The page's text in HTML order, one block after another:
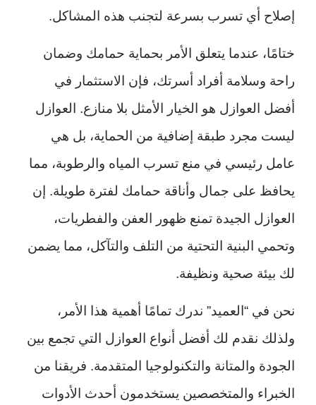
إصلاح أي تسرب بسرعة لتجنب هذه المشاكل.
ختامًا، عندما يتعلق الأمر بحماية حمامك وضمان
راحة وسلامة أفراد أسرتك، فإن الاستثمار في
أفضل العوازل هو الخيار الأمثل بلا منازع. العوازل
ليست مجرد طبقة إضافية من الحماية، بل هي
عامل رئيسي في منع تسرب المياه والرطوبة، مما
يحافظ على جمال وأناقة حمامك لفترة طويلة. إن
العوازل الجيدة تمنع ظهور العفن والفطريات،
وتحمي البنية التحتية من التلف والتآكل، مما يضمن
لك بيئة صحية ونظيفة.
نحن في “العميد” ندرك تمامًا أهمية هذا الأمر،
ولذلك نقدم لك أفضل أنواع العوازل التي تجمع بين
الجودة والمتانة والتكنولوجيا المتقدمة. فريقنا من
الخبراء والمتخصصين يستخدمون أحدث الأدوات